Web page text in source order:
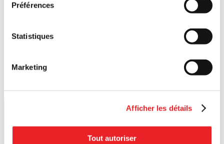
Préférences
Statistiques
Marketing
Afficher les détails
Tout autoriser